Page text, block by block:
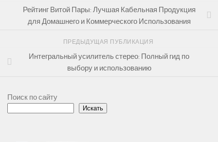
Рейтинг Витой Пары: Лучшая Кабельная Продукция
для Домашнего и Коммерческого Использования
ПРЕДЫДУЩАЯ ПУБЛИКАЦИЯ
Интегральный усилитель стерео: Полный гид по
выбору и использованию
Поиск по сайту
Искать